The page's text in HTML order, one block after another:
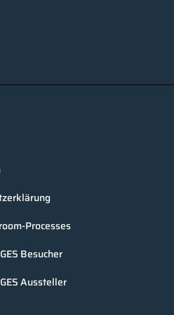
Processes
Besucher
Aussteller